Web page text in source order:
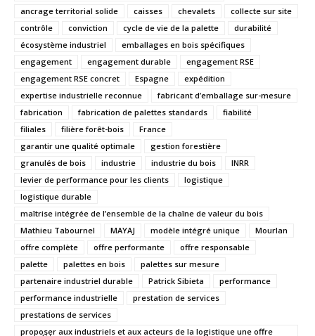
ancrage territorial solide
caisses chevalets
collecte sur site
contrôle
conviction cycle de vie de la palette
durabilité
écosystème industriel
emballages en bois spécifiques
engagement
engagement durable
engagement RSE
engagement RSE concret
Espagne
expédition
expertise industrielle reconnue
fabricant d’emballage sur-mesure
fabrication
fabrication de palettes standards
fiabilité
filiales
filière forêt-bois
France
garantir une qualité optimale
gestion forestière
granulés de bois
industrie industrie du bois
INRR
levier de performance pour les clients
logistique
logistique durable
maîtrise intégrée de l’ensemble de la chaîne de valeur du bois
Mathieu Tabournel
MAYAJ modèle intégré unique
Mourlan
offre complète
offre performante
offre responsable
palette
palettes en bois
palettes sur mesure
partenaire industriel durable
Patrick Sibieta
performance
performance industrielle
prestation de services
prestations de services
proposer aux industriels et aux acteurs de la logistique une offre